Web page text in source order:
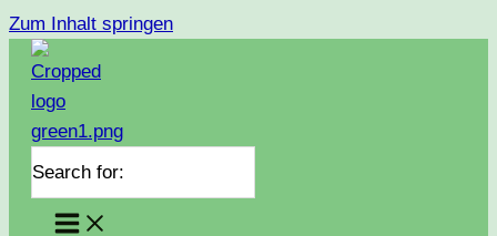
Zum Inhalt springen
Search for: